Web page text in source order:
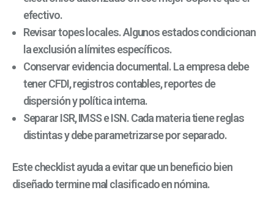
efectivo.
Revisar topes locales. Algunos estados condicionan
la exclusión a límites específicos.
Conservar evidencia documental. La empresa debe
tener CFDI, registros contables, reportes de
dispersión y política interna.
Separar ISR, IMSS e ISN. Cada materia tiene reglas
distintas y debe parametrizarse por separado.
Este checklist ayuda a evitar que un beneficio bien
diseñado termine mal clasificado en nómina.